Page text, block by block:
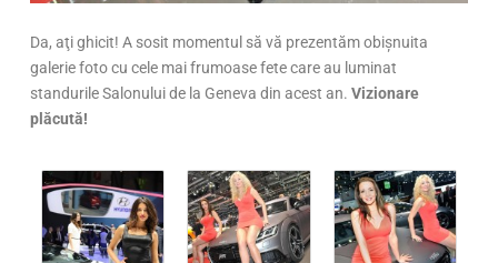
Da, aţi ghicit! A sosit momentul să vă prezentăm obişnuita
galerie foto cu cele mai frumoase fete care au luminat
standurile Salonului de la Geneva din acest an.Vizionare
plăcută!